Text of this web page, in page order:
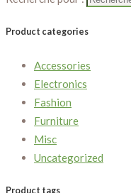
Product categories
Accessories
Electronics
Fashion
Furniture
Misc
Uncategorized
Product tags